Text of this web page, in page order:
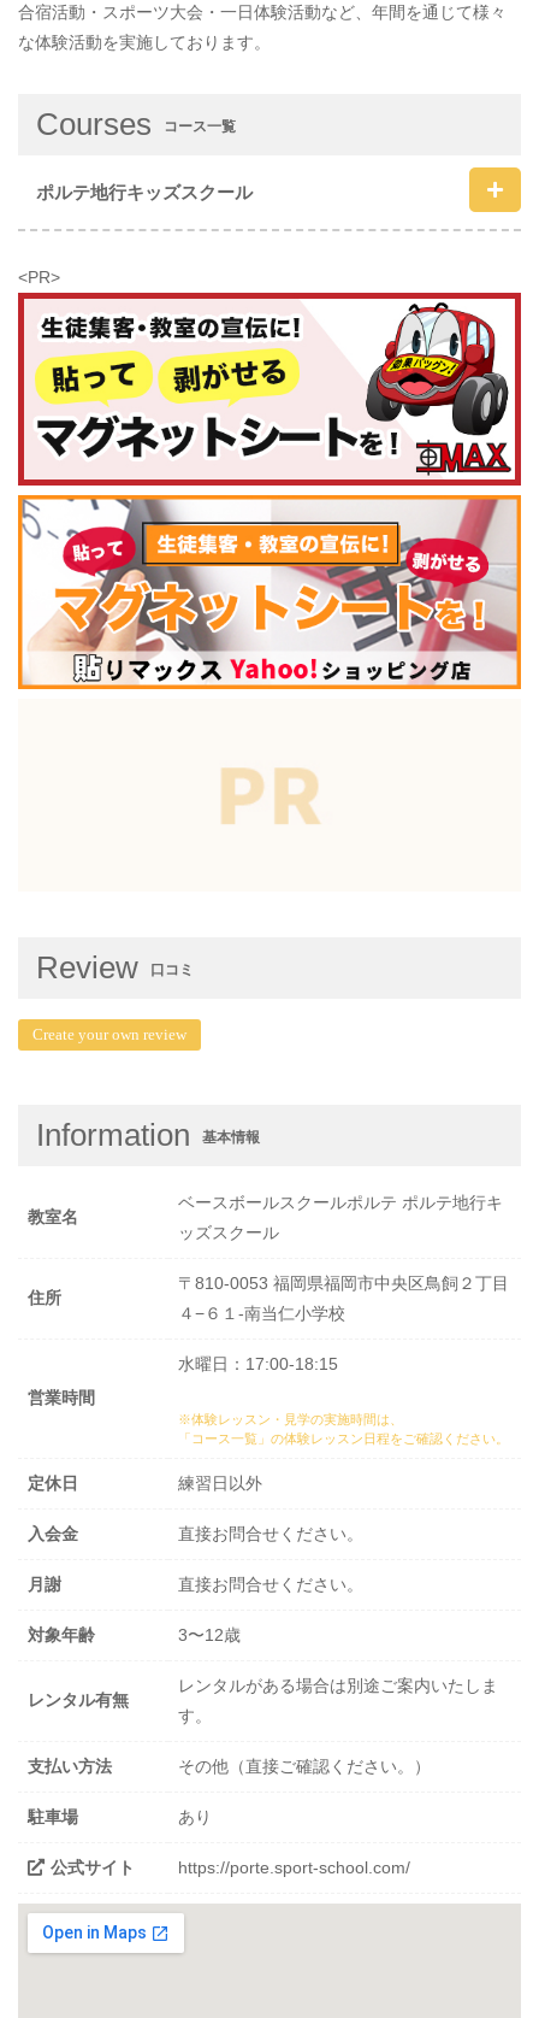
合宿活動・スポーツ大会・一日体験活動など、年間を通じて様々
な体験活動を実施しております。
Courses コース一覧
ポルテ地行キッズスクール
<PR>
Review 口コミ
Create your own review
Information 基本情報
教室名
ベースボールスクールポルテ ポルテ地行キ
ッズスクール
住所
〒810-0053 福岡県福岡市中央区鳥飼２丁目
４−６１-南当仁小学校
営業時間
水曜日：17:00-18:15
※体験レッスン・見学の実施時間は、
「コース一覧」の体験レッスン日程をご確認ください。
定休日 練習日以外
入会金 直接お問合せください。
月謝 直接お問合せください。
対象年齢 3〜12歳
レンタル有無
レンタルがある場合は別途ご案内いたしま
す。
支払い方法 その他（直接ご確認ください。）
駐車場 あり
公式サイト https://porte.sport-school.com/